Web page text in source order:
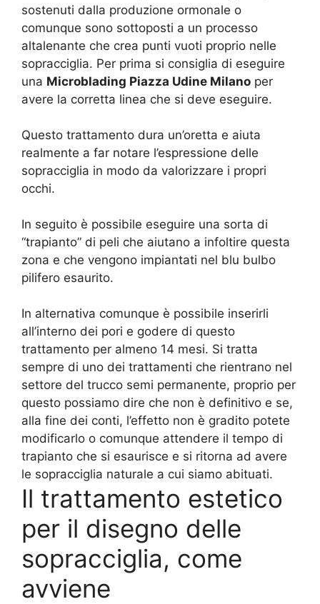
sostenuti dalla produzione ormonale o
comunque sono sottoposti a un processo
altalenante che crea punti vuoti proprio nelle
sopracciglia. Per prima si consiglia di eseguire
una Microblading Piazza Udine Milano per
avere la corretta linea che si deve eseguire.
Questo trattamento dura un’oretta e aiuta
realmente a far notare l’espressione delle
sopracciglia in modo da valorizzare i propri
occhi.
In seguito è possibile eseguire una sorta di
“trapianto” di peli che aiutano a infoltire questa
zona e che vengono impiantati nel blu bulbo
pilifero esaurito.
In alternativa comunque è possibile inserirli
all’interno dei pori e godere di questo
trattamento per almeno 14 mesi. Si tratta
sempre di uno dei trattamenti che rientrano nel
settore del trucco semi permanente, proprio per
questo possiamo dire che non è definitivo e se,
alla fine dei conti, l’effetto non è gradito potete
modificarlo o comunque attendere il tempo di
trapianto che si esaurisce e si ritorna ad avere
le sopracciglia naturale a cui siamo abituati.
Il trattamento estetico
per il disegno delle
sopracciglia, come
avviene